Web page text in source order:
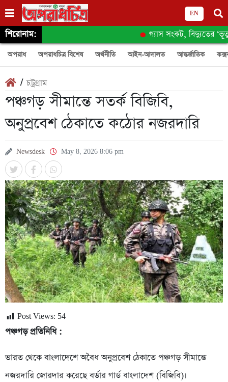
EN
শিরোনাম: গ্যাস সংকট, বিদ্যুতের ‘ভূতুড়ে
অপরাধ অপরাধচিত্র বিশেষ অর্থনীতি আইন-আদালত আন্তর্জাতিক
/চট্রগ্রাম
পঞ্চগড় সীমান্তে সতর্ক বিজিবি,
অনুপ্রবেশ ঠেকাতে কঠোর নজরদারি
Newsdesk May 8, 2026 8:06 pm
Post Views: 54
পঞ্চগড় প্রতিনিধি :
ভারত থেকে বাংলাদেশে অবৈধ অনুপ্রবেশ ঠেকাতে পঞ্চগড় সীমান্তে
নজরদারি জোরদার করেছে বর্ডার গার্ড বাংলাদেশ (বিজিবি)।